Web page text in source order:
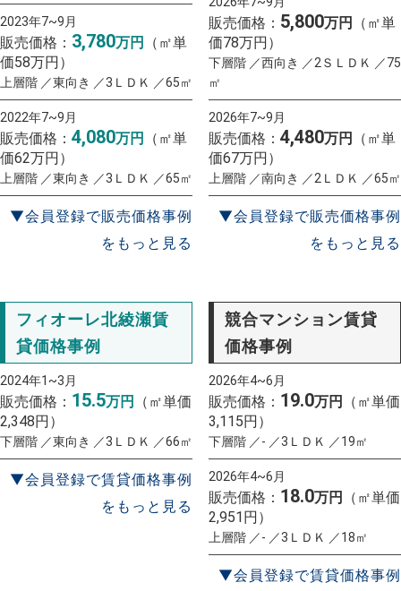
2023年7~9月
販売価格： 3,780万円
（㎡単
価58万円）
上層階 ／東向き ／3ＬＤＫ ／65㎡
2022年7~9月
販売価格： 4,080万円
（㎡単
価62万円）
上層階 ／東向き ／3ＬＤＫ ／65㎡
▼会員登録で販売価格事例
をもっと見る
販売価格： 5,800万円
（㎡単
価78万円）
下層階 ／西向き ／2ＳＬＤＫ ／75
㎡
2026年7~9月
販売価格： 4,480万円
（㎡単
価67万円）
上層階 ／南向き ／2ＬＤＫ ／65㎡
▼会員登録で販売価格事例
をもっと見る
フィオーレ北綾瀬賃
貸価格事例
2024年1~3月
販売価格： 15.5万円
（㎡単価
2,348円）
下層階 ／東向き ／3ＬＤＫ ／66㎡
▼会員登録で賃貸価格事例
をもっと見る
競合マンション賃貸
価格事例
2026年4~6月
販売価格： 19.0万円
（㎡単価
3,115円）
下層階 ／- ／3ＬＤＫ ／19㎡
2026年4~6月
販売価格： 18.0万円
（㎡単価
2,951円）
上層階 ／- ／3ＬＤＫ ／18㎡
▼会員登録で賃貸価格事例